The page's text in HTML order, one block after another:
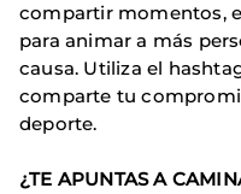
compartir momentos,
para animar a más
causa. Utiliza el
comparte tu
deporte.
¿TE APUNTAS A